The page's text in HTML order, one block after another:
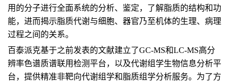
用的分子进行全面系统的分析、鉴定，了解脂质的结构和功
能，进而揭示脂质代谢与细胞、器官乃至机体的生理、病理
过程之间的关系。
百泰派克基于之前发表的文献建立了GC-MS和LC-MS高分
辨率色谱质谱联用检测平台，以及代谢组学生物信息分析平
台，提供精准非靶向代谢组学和脂质组学分析服务。为了方